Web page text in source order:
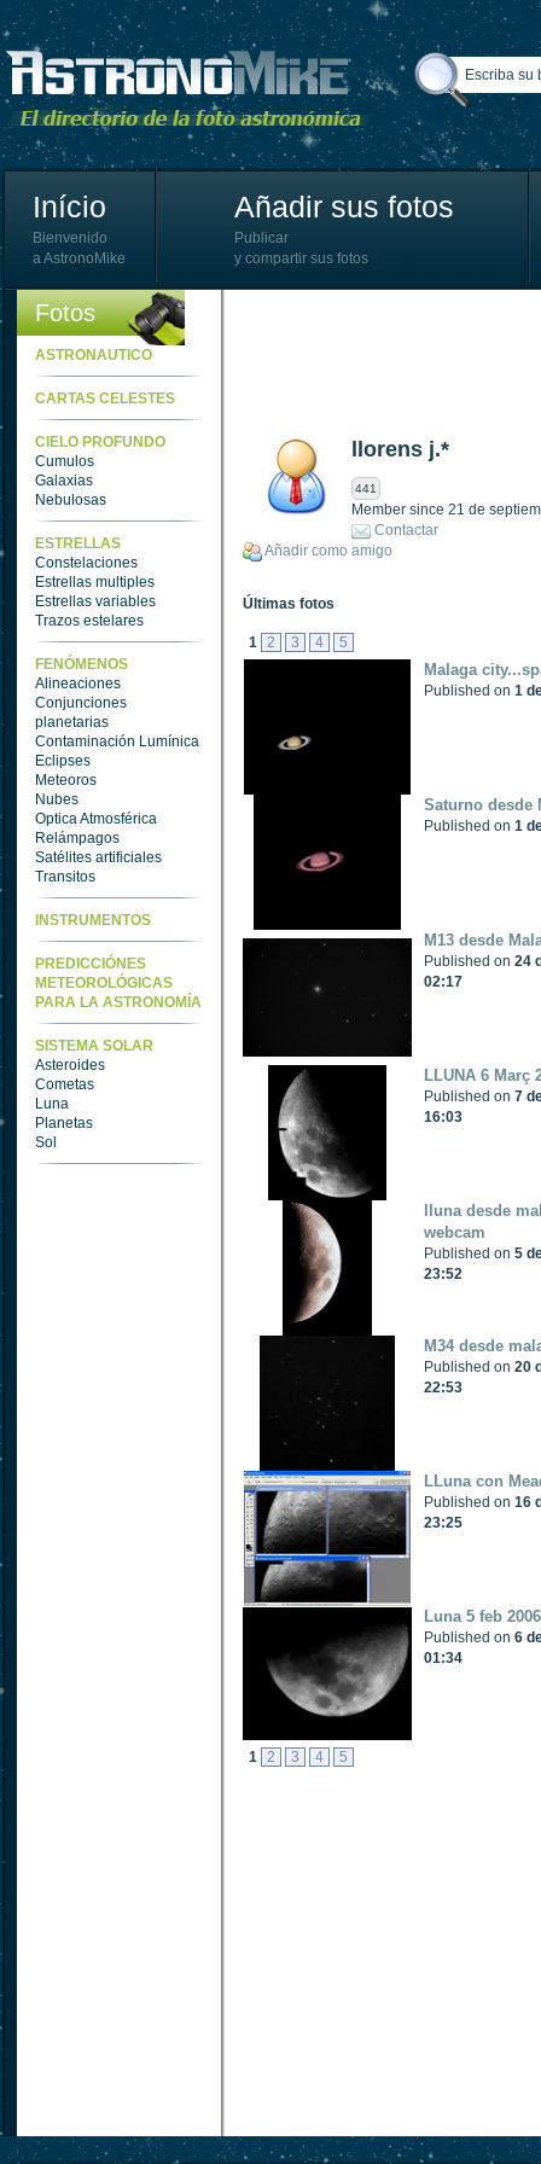
Início
Bienvenido
a AstronoMike
Añadir sus fotos
Publicar
y compartir sus fotos
Fotos
ASTRONAUTICO
CARTAS CELESTES
CIELO PROFUNDO
Cumulos
Galaxias
Nebulosas
ESTRELLAS
Constelaciones
Estrellas multiples
Estrellas variables
Trazos estelares
FENÓMENOS
Alineaciones
Conjunciones
planetarias
Contaminación Lumínica
Eclipses
Meteoros
Nubes
Optica Atmosférica
Relámpagos
Satélites artificiales
Transitos
INSTRUMENTOS
PREDICCIÓNES
METEOROLÓGICAS
PARA LA ASTRONOMÍA
SISTEMA SOLAR
Asteroides
Cometas
Luna
Planetas
Sol
llorens j.*
441
Member since 21 de
Contactar
Añadir como amigo
Últimas fotos
1 2 3 4 5
Malaga
Published on 1
Saturno desde
Published on 1
M13 desde
Published on 24
02:17
LLUNA 6 Març
Published on 7
16:03
lluna desde
webcam
Published on 5
23:52
M34 desde
Published on 20
22:53
LLuna con
Published on 16
23:25
Luna 5 feb
Published on 6
01:34
1 2 3 4 5